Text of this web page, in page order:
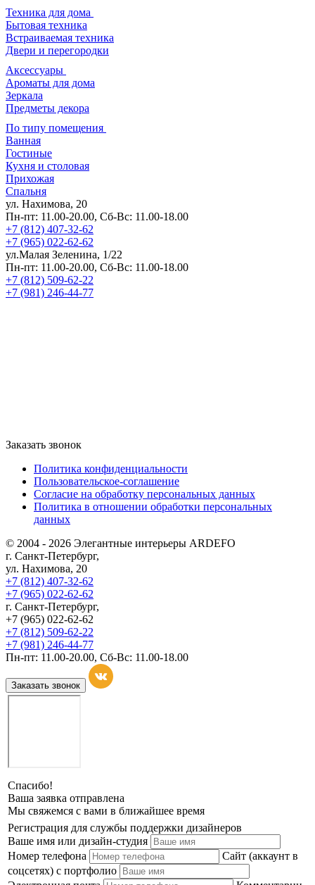
Техника для дома
Бытовая техника
Встраиваемая техника
Двери и перегородки
Аксессуары
Ароматы для дома
Зеркала
Предметы декора
По типу помещения
Ванная
Гостиные
Кухня и столовая
Прихожая
Спальня
ул. Нахимова, 20
Пн-пт: 11.00-20.00, Сб-Вс: 11.00-18.00
+7 (812) 407-32-62
+7 (965) 022-62-62
ул.Малая Зеленина, 1/22
Пн-пт: 11.00-20.00, Сб-Вс: 11.00-18.00
+7 (812) 509-62-22
+7 (981) 246-44-77
Заказать звонок
Политика конфиденциальности
Пользовательское-соглашение
Согласие на обработку персональных данных
Политика в отношении обработки персональных
данных
© 2004 - 2026 Элегантные интерьеры ARDEFO
г. Санкт-Петербург,
ул. Нахимова, 20
+7 (812) 407-32-62
+7 (965) 022-62-62
г. Санкт-Петербург,
+7 (965) 022-62-62
+7 (812) 509-62-22
+7 (981) 246-44-77
Пн-пт: 11.00-20.00, Сб-Вс: 11.00-18.00
Заказать звонок
Спасибо!
Ваша заявка отправлена
Мы свяжемся с вами в ближайшее время
Регистрация для службы поддержки дизайнеров
Ваше имя или дизайн-студия
Номер телефона
Сайт (аккаунт в
соцсетях) с портфолио